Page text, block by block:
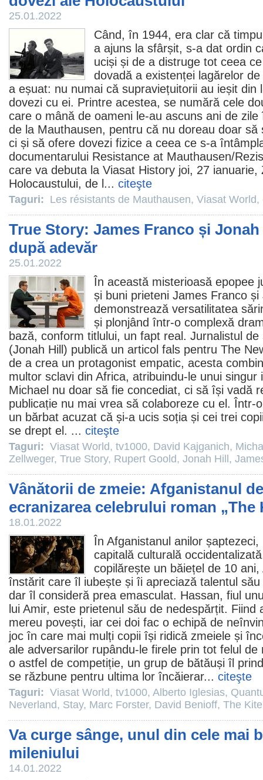
25.01.2022
Când, în 1944, era clar că
a ajuns la sfârșit, s-a dat ordin
uciși și de a distruge tot ceea
dovadă a existenței lagărelor
a eșuat: nu numai că supraviețuitorii au ieșit din
dovezi cu ei. Printre acestea, se numără cele
care o mână de oameni le-au ascuns ani de
de la Mauthausen, pentru că nu doreau doar să
ci și să ofere dovezi fizice a ceea ce s-a
documentarului Resistance at Mauthausen/
care va debuta la Viasat History joi, 27 ianuarie,
Holocaustului, de l... citeşte
Taguri: Les résistants de Mauthausen, Viasat World,
True Story: James Franco și
după adevăr
25.01.2022
În această misterioasă epopee
și buni prieteni James Franco și
demonstrează versatilitatea
și plonjând într-o complexă
bază, conform titlului, un fapt real. Jurnalistul
(Jonah Hill) publică un articol fals pentru The
de a crea un protagonist empatic, acesta
multor sclavi din Africa, atribuindu-le unui singur
Michael nu doar să fie concediat, ci să își vadă
publicație nu mai vrea să colaboreze cu el. Într-
un bărbat acuzat că și-a ucis soția și cei trei
se drept el. ... citeşte
Taguri: Viasat World, tv1000, David Kajganich,
Zellweger, True Story, Rupert Goold, Jonah Hill ,
Vânătorii de zmeie: Afganistanul
ecranizarea celebrului roman „The
18.01.2022
În Afganistanul anilor
capitală culturală
copilărește un băiețel de 10
înstărit care îl iubește și îi apreciază talentul
dar îl consideră prea emasculat. Hassan, fiul
lui Amir, este prietenul său de nedespărțit.
mereu povești, iar cei doi fac o echipă de
joc în care mai mulți copii își ridică zmeiele și
ale adversarilor rupându-le firele prin tot felul de
o astfel de competiție, un grup de bătăuși îl
se răzbune pentru ultima lor încăierar... citeşte
Taguri: Viasat World, tv1000, Alberto Iglesias,
Neverland, Stay, Marc Forster, David Benioff, The
Va curge sânge, unul din cele mai
mileniului
14.01.2022